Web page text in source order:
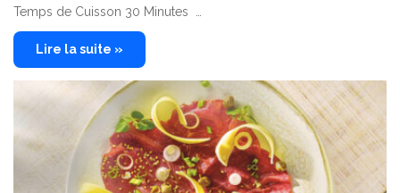
Temps de Cuisson 30 Minutes …
Lire la suite »